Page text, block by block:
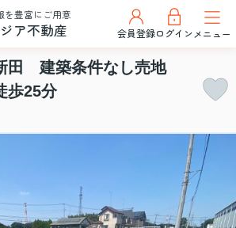
を豊富にご用意
ア不動産 会員登録ログインメニュー
田 建築条件なし売地
歩25分